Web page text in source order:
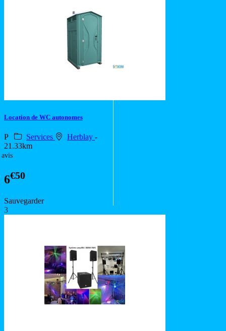
Location de WC autonomes
P Services Herblay -
21.33km
avis
6€50
Sauvegarder
3